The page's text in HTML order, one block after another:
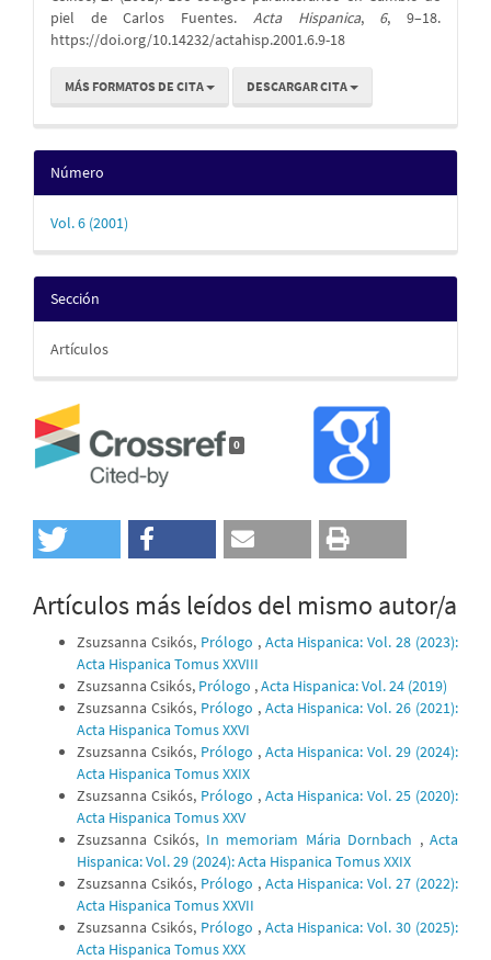
artículo
piel de Carlos Fuentes. Acta Hispanica, 6, 9–18.
https://doi.org/10.14232/actahisp.2001.6.9-18
MÁS FORMATOS DE CITA DESCARGAR CITA
Número
Vol. 6 (2001)
Sección
Artículos
0
Artículos más leídos del mismo autor/a
Zsuzsanna Csikós, Prólogo , Acta Hispanica: Vol. 28 (2023):
Acta Hispanica Tomus XXVIII
Zsuzsanna Csikós, Prólogo ,Acta Hispanica: Vol. 24 (2019)
Zsuzsanna Csikós, Prólogo , Acta Hispanica: Vol. 26 (2021):
Acta Hispanica Tomus XXVI
Zsuzsanna Csikós, Prólogo , Acta Hispanica: Vol. 29 (2024):
Acta Hispanica Tomus XXIX
Zsuzsanna Csikós, Prólogo , Acta Hispanica: Vol. 25 (2020):
Acta Hispanica Tomus XXV
Zsuzsanna Csikós, In memoriam Mária Dornbach ,Acta
Hispanica: Vol. 29 (2024): Acta Hispanica Tomus XXIX
Zsuzsanna Csikós, Prólogo , Acta Hispanica: Vol. 27 (2022):
Acta Hispanica Tomus XXVII
Zsuzsanna Csikós, Prólogo , Acta Hispanica: Vol. 30 (2025):
Acta Hispanica Tomus XXX